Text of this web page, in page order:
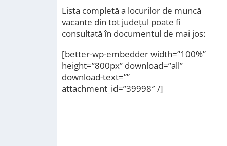
Lista completă a locurilor de muncă
vacante din tot județul poate fi
consultată în documentul de mai jos:
[better-wp-embedder width=”100%”
height=”800px” download=”all”
download-text=””
attachment_id=”39998″ /]